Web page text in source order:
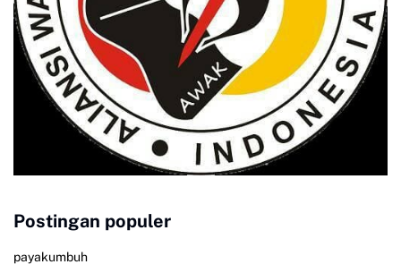
Postingan populer
payakumbuh